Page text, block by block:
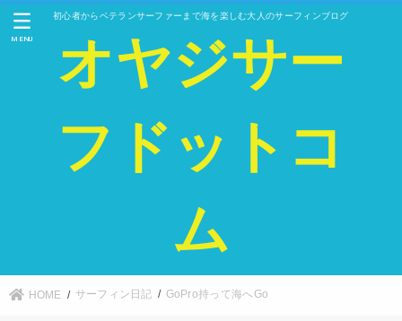
初心者からベテランサーファーまで海を楽しむ大人のサーフィンブログ
オヤジサー
フドットコ
ム
MENU
HOME サーフィン日記 GoPro持って海へGo